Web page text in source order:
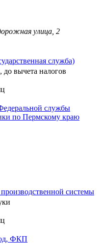
улица, 2
служба)
до вычета налогов
службы
по Пермскому краю
системы
ФКП